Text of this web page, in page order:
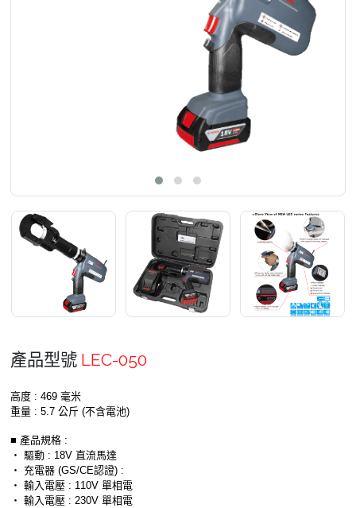
產品型號 LEC-050
高度 : 469 毫米
重量 : 5.7 公斤 (不含電池)
■ 產品規格 :
‧ 驅動 : 18V 直流馬達
‧ 充電器 (GS/CE認證) :
‧ 輸入電壓 : 110V 單相電
‧ 輸入電壓 : 230V 單相電